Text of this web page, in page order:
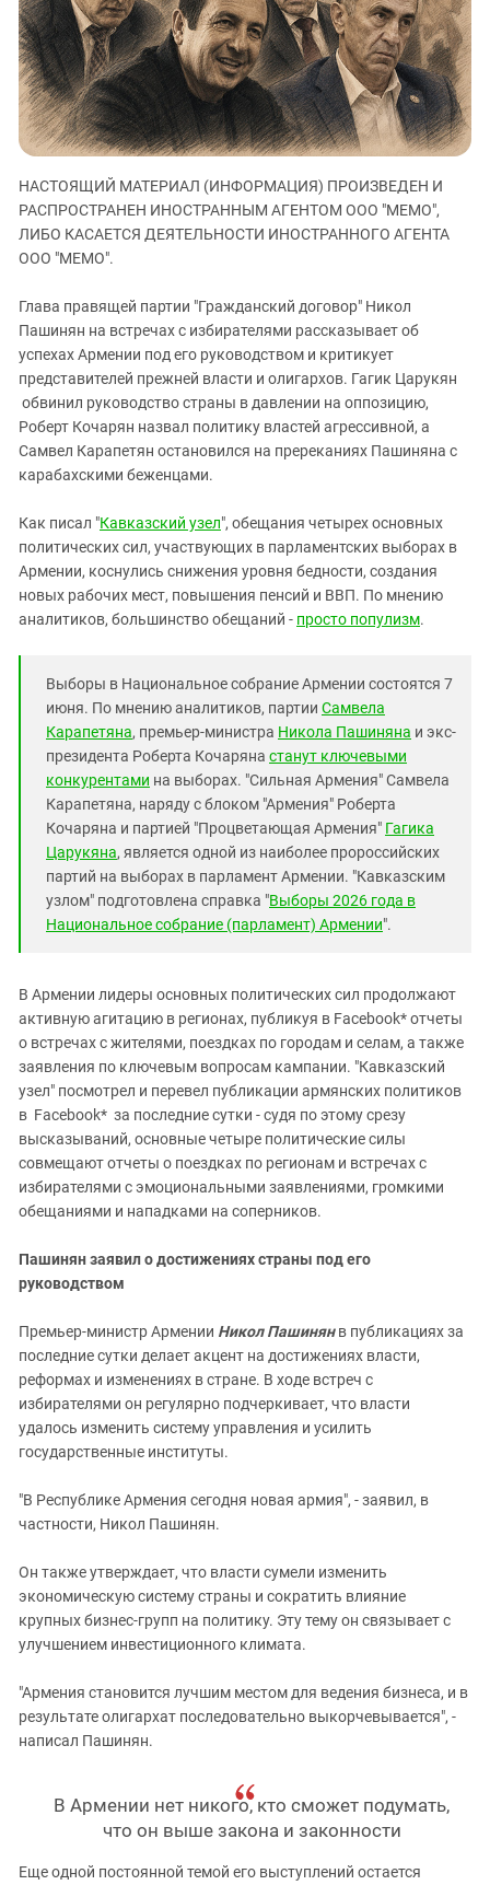
ЗАСТАВЛЯЕТ
КАВКАЗ ЗА ПАЛЕСТИНУ
ИНАКОМЫСЛИЕ В ЧЕЧНЕ
ПРЕСЛЕДОВАНИЕ АКТИВИСТОВ
МОБИЛИЗАЦИЯ И ПРОТЕСТЫ
Дагестан
Ингушетия
Кабардино-Балкария
Калмыкия
Карачаево-Черкесия
Краснодарский край
Российская Федерация
Северная Осетия - Алания
СКФО
Ставропольский край
Чечня
Южная Осетия
ЮФО
НАСТОЯЩИЙ МАТЕРИАЛ (ИНФОРМАЦИЯ) ПРОИЗВЕДЕН И
РАСПРОСТРАНЕН ИНОСТРАННЫМ АГЕНТОМ ООО "МЕМО",
ЛИБО КАСАЕТСЯ ДЕЯТЕЛЬНОСТИ ИНОСТРАННОГО АГЕНТА
ООО "МЕМО".
Глава правящей партии "Гражданский договор" Никол
Пашинян на встречах с избирателями рассказывает об
успехах Армении под его руководством и критикует
представителей прежней власти и олигархов. Гагик Царукян
обвинил руководство страны в давлении на оппозицию,
Роберт Кочарян назвал политику властей агрессивной, а
Самвел Карапетян остановился на пререканиях Пашиняна с
карабахскими беженцами.
Как писал "Кавказский узел", обещания четырех основных
политических сил, участвующих в парламентских выборах в
Армении, коснулись снижения уровня бедности, создания
новых рабочих мест, повышения пенсий и ВВП. По мнению
аналитиков, большинство обещаний - просто популизм.
Выборы в Национальное собрание Армении состоятся 7
июня. По мнению аналитиков, партии Самвела
Карапетяна, премьер-министра Никола Пашиняна и экс-
президента Роберта Кочаряна станут ключевыми
конкурентами на выборах. "Сильная Армения" Самвела
Карапетяна, наряду с блоком "Армения" Роберта
Кочаряна и партией "Процветающая Армения" Гагика
Царукяна, является одной из наиболее пророссийских
партий на выборах в парламент Армении. "Кавказским
узлом" подготовлена справка "Выборы 2026 года в
Национальное собрание (парламент) Армении".
В Армении лидеры основных политических сил продолжают
активную агитацию в регионах, публикуя в Facebook* отчеты
о встречах с жителями, поездках по городам и селам, а также
заявления по ключевым вопросам кампании. "Кавказский
узел" посмотрел и перевел публикации армянских политиков
в Facebook* за последние сутки - судя по этому срезу
высказываний, основные четыре политические силы
совмещают отчеты о поездках по регионам и встречах с
избирателями с эмоциональными заявлениями, громкими
обещаниями и нападками на соперников.
Пашинян заявил о достижениях страны под его
руководством
Премьер-министр Армении Никол Пашинянв публикациях за
последние сутки делает акцент на достижениях власти,
реформах и изменениях в стране. В ходе встреч с
избирателями он регулярно подчеркивает, что власти
удалось изменить систему управления и усилить
государственные институты.
"В Республике Армения сегодня новая армия", - заявил, в
частности, Никол Пашинян.
Он также утверждает, что власти сумели изменить
экономическую систему страны и сократить влияние
крупных бизнес-групп на политику. Эту тему он связывает с
улучшением инвестиционного климата.
"Армения становится лучшим местом для ведения бизнеса, и в
результате олигархат последовательно выкорчевывается", -
написал Пашинян.
В Армении нет никого, кто сможет подумать,
что он выше закона и законности
Еще одной постоянной темой его выступлений остается